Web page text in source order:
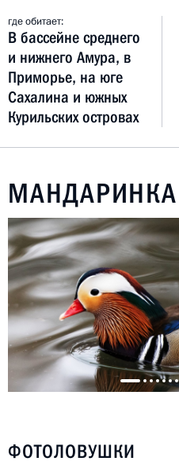
где обитает:
В бассейне среднего
и нижнего Амура, в
Приморье, на юге
Сахалина и южных
Курильских островах
МАНДАРИНКА
ФОТОЛОВУШКИ